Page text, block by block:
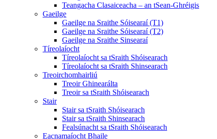
Teangacha Clasaiceacha – an tSean-Ghréigis
Gaeilge
Gaeilge na Sraithe Sóisearaí (T1)
Gaeilge na Sraithe Sóisearaí (T2)
Gaeilge na Sraithe Sinsearaí
Tíreolaíocht
Tíreolaíocht sa tSraith Shóisearach
Tíreolaíocht sa tSraith Shinsearach
Treoirchomhairliú
Treoir Ghinearálta
Treoir sa tSraith Shóisearach
Stair
Stair sa tSraith Shóisearach
Stair sa tSraith Shinsearach
Fealsúnacht sa tSraith Shóisearach
Eacnamaíocht Bhaile